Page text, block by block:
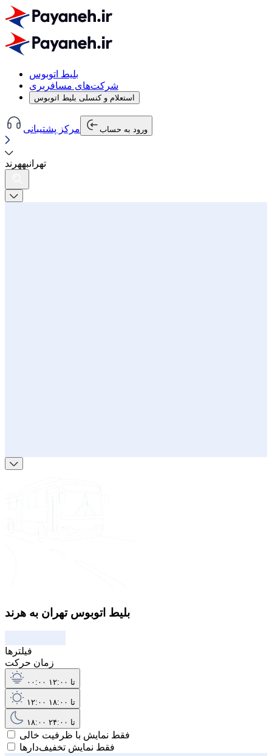
بلیط اتوبوس
شرکت‌های مسافربری
استعلام و کنسلی بلیط اتوبوس
مرکز پشتیبانی ورود به حساب
تهرانبههرند
بلیط اتوبوس تهران به هرند
فیلترها
زمان حرکت
۰۰:۰۰ تا ۱۲:۰۰
۱۲:۰۰ تا ۱۸:۰۰
۱۸:۰۰ تا ۲۴:۰۰
فقط نمایش با ظرفیت خالی
فقط نمایش تخفیف‌دارها